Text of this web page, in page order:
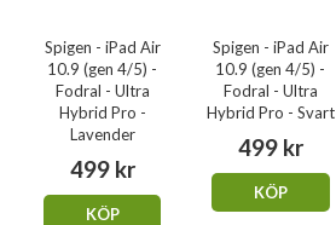
Spigen - iPad Air
10.9 (gen 4/5) -
Fodral - Ultra
Hybrid Pro -
Lavender
499 kr
KÖP
Spigen - iPad Air
10.9 (gen 4/5) -
Fodral - Ultra
Hybrid Pro - Svart
499 kr
KÖP